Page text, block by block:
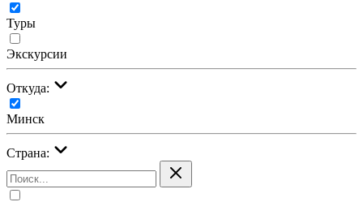
Туры
Экскурсии
Откуда:
Минск
Страна: